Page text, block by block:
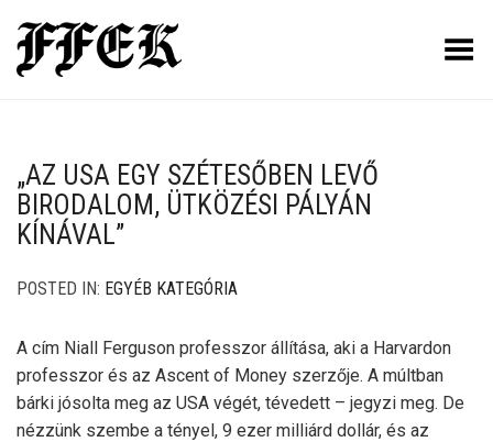
Toggle Menu
„AZ USA EGY SZÉTESŐBEN LEVŐ
BIRODALOM, ÜTKÖZÉSI PÁLYÁN
KÍNÁVAL”
POSTED IN: EGYÉB KATEGÓRIA
A cím Niall Ferguson professzor állítása, aki a Harvardon
professzor és az Ascent of Money szerzője. A múltban
bárki jósolta meg az USA végét, tévedett – jegyzi meg. De
nézzünk szembe a tényel, 9 ezer milliárd dollár, és az